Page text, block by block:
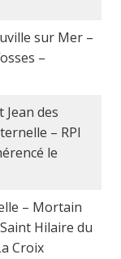
sur Mer –
–
des
– RPI
le
– Mortain
Hilaire du
Croix